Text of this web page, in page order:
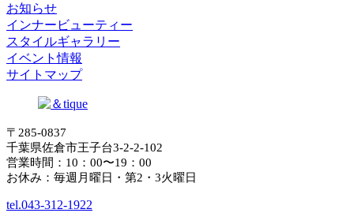
お知らせ
インナービューティー
スタイルギャラリー
イベント情報
サイトマップ
〒285-0837
千葉県佐倉市王子台3-2-2-102
営業時間：10：00〜19：00
お休み：毎週月曜日・第2・3火曜日
tel.043-312-1922